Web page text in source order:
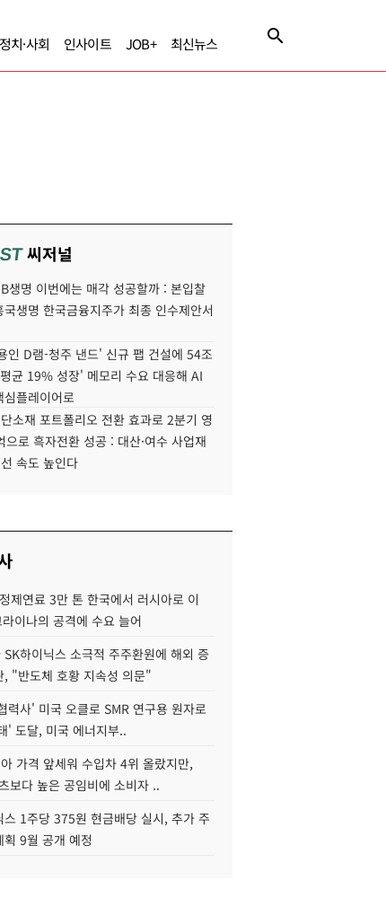
정치·사회 인사이트 JOB+ 최신뉴스
씨저널
생명 이번에는 매각 성공할까 : 본입찰
생명 한국금융지주가 최종 인수제안서
인 D램-청주 낸드' 신규 팹 건설에 54조
균 19% 성장' 메모리 수요 대응해 AI
플레이어로
소재 포트폴리오 전환 효과로 2분기 영
로 흑자전환 성공 : 대산·여수 사업재
속도 높인다
제연료 3만 톤 한국에서 러시아로 이
이나의 공격에 수요 늘어
SK하이닉스 소극적 주주환원에 해외 증
, "반도체 호황 지속성 의문"
력사' 미국 오클로 SMR 연구용 원자로
' 도달, 미국 에너지부..
가격 앞세워 수입차 4위 올랐지만,
보다 높은 공임비에 소비자 ..
스 1주당 375원 현금배당 실시, 추가 주
획 9월 공개 예정